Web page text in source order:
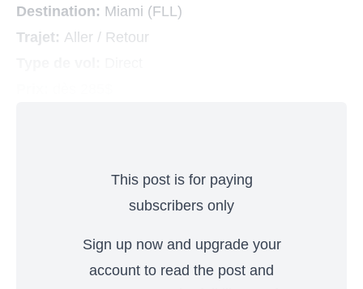
Destination: Miami (FLL)
Trajet: Aller / Retour
This post is for paying
subscribers only
Sign up now and upgrade your
account to read the post and